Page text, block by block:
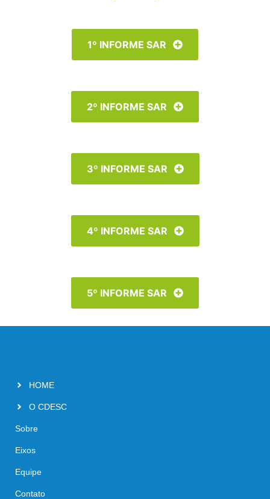
1º INFORME SAR
2º INFORME SAR
3º INFORME SAR
4º INFORME SAR
5º INFORME SAR
HOME
O CDESC
Sobre
Eixos
Equipe
Contato